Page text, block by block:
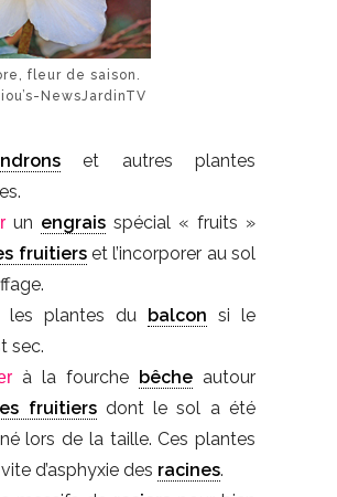
fleur de saison.
NewsJardinTV
et autres plantes
un engrais spécial « fruits »
fruitierset l’incorporer au sol
les plantes du balcon si le
sec.
à la fourche bêche autour
fruitiersdont le sol a été
lors de la taille. Ces plantes
d’asphyxie des racines.